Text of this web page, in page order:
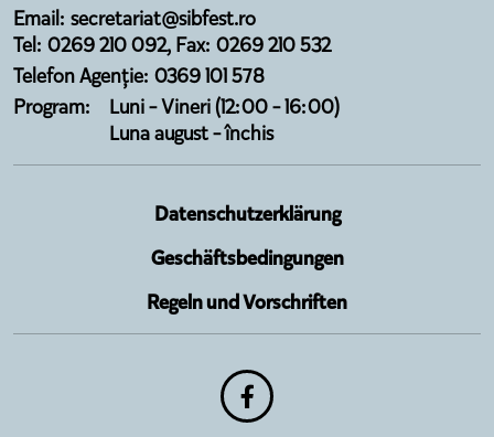
Email: secretariat@sibfest.ro
Tel: 0269 210 092, Fax: 0269 210 532
Telefon Agenție: 0369 101 578
Program:
Luni - Vineri (12:00 - 16:00)
Luna august - închis
Datenschutzerklärung
Geschäftsbedingungen
Regeln und Vorschriften